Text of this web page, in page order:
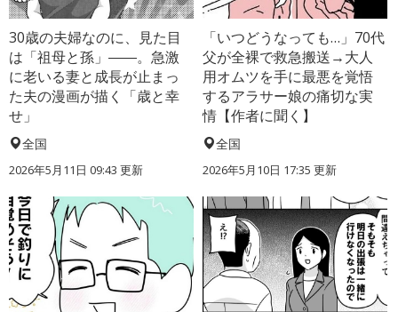
30歳の夫婦なのに、見た目
は「祖母と孫」――。急激
に老いる妻と成長が止まっ
た夫の漫画が描く「歳と幸
せ」
全国
2026年5月11日 09:43 更新
「いつどうなっても…」70代
父が全裸で救急搬送→大人
用オムツを手に最悪を覚悟
するアラサー娘の痛切な実
情【作者に聞く】
全国
2026年5月10日 17:35 更新